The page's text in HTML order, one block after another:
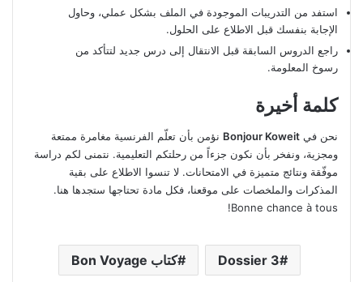
استفد من التدريبات الموجودة في الملف بشكل عملي، وحاول
الإجابة بنفسك قبل الاطلاع على الحلول.
راجع الدروس السابقة قبل الانتقال إلى درس جديد لتتأكد من
رسوخ المعلومة.
كلمة أخيرة
نحن في Bonjour Koweit نؤمن بأن تعلّم الفرنسية مغامرة ممتعة
ومجزية، ونفخر بأن نكون جزءاً من رحلتكم التعليمية. نتمنى لكم دراسة
موفّقة ونتائج متميزة في الامتحانات. لا تنسوا الاطلاع على بقية
المذكرات والملخصات على موقعنا، فكل مادة تحتاجها ستجدها هنا.
Bonne chance à tous!
Dossier 3 كتاب Bon Voyage